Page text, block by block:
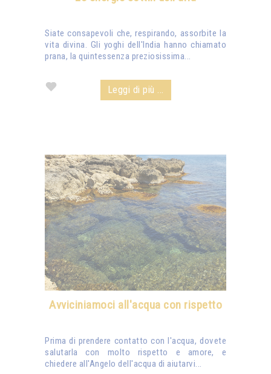
Siate consapevoli che, respirando, assorbite la
vita divina. Gli yoghi dell'India hanno chiamato
prana, la quintessenza preziosissima...
Leggi di più ...
Avviciniamoci all'acqua con rispetto
Prima di prendere contatto con l'acqua, dovete
salutarla con molto rispetto e amore, e
chiedere all'Angelo dell'acqua di aiutarvi...